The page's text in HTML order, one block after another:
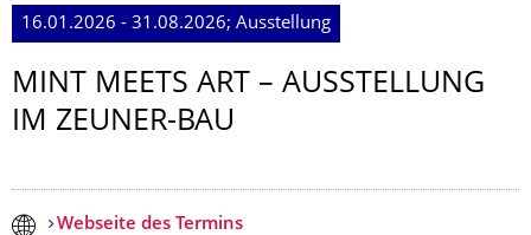
16.01.2026 - 31.08.2026; Ausstellung
MINT MEETS ART – AUSSTELLUNG
IM ZEUNER-BAU
Webseite des Termins